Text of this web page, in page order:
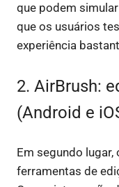
que podem
que os usuários
experiência
2. AirBrush:
(Android e
Em segundo lugar,
ferramentas de